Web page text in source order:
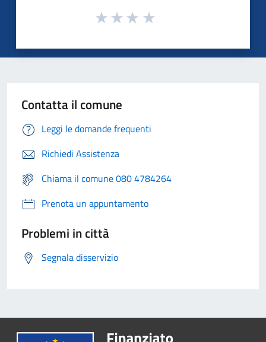
Contatta il comune
Leggi le domande frequenti
Richiedi Assistenza
Chiama il comune 080 4784264
Prenota un appuntamento
Problemi in città
Segnala disservizio